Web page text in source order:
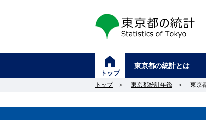
東京都の統計
トップ
東京都の統計とは
トップ ＞ 東京都統計年鑑 ＞ 東京